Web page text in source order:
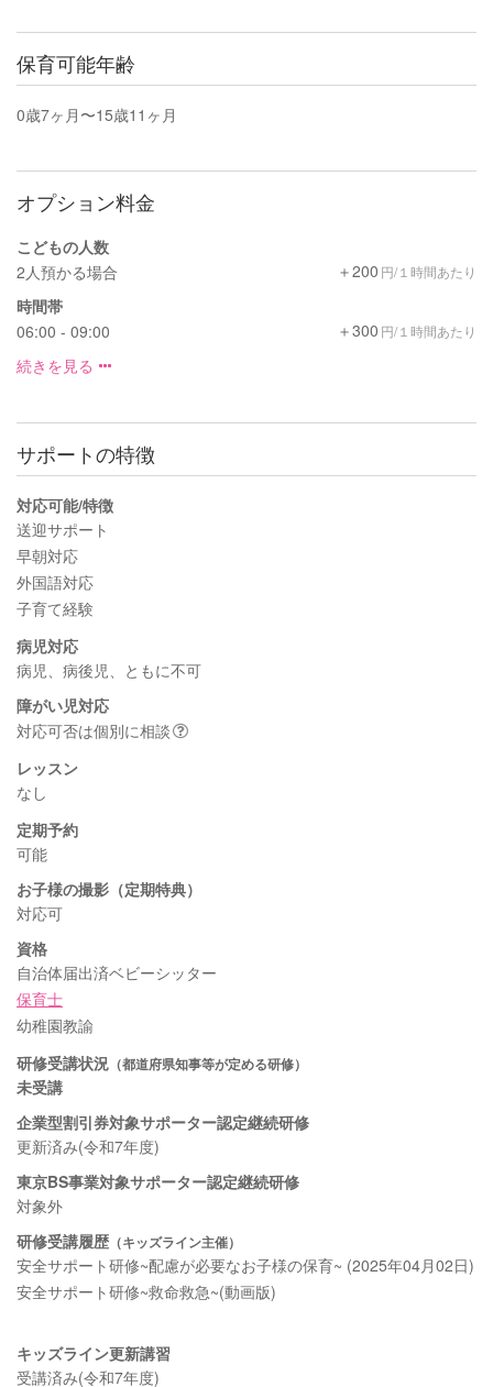
保育可能年齢
0歳7ヶ月〜15歳11ヶ月
オプション料金
こどもの人数
2人預かる場合
＋200 円/１時間あたり
時間帯
06:00 - 09:00
＋300 円/１時間あたり
続きを見る
サポートの特徴
対応可能/特徴
送迎サポート
早朝対応
外国語対応
子育て経験
病児対応
病児、病後児、ともに不可
障がい児対応
対応可否は個別に相談
レッスン
なし
定期予約
可能
お子様の撮影（定期特典）
対応可
資格
自治体届出済ベビーシッター
保育士
幼稚園教諭
研修受講状況 （都道府県知事等が定める研修）
未受講
企業型割引券対象サポーター認定継続研修
更新済み(令和7年度)
東京BS事業対象サポーター認定継続研修
対象外
研修受講履歴 （キッズライン主催）
安全サポート研修~配慮が必要なお子様の保育~ (2025年04月02日)
安全サポート研修~救命救急~(動画版)
キッズライン更新講習
受講済み(令和7年度)